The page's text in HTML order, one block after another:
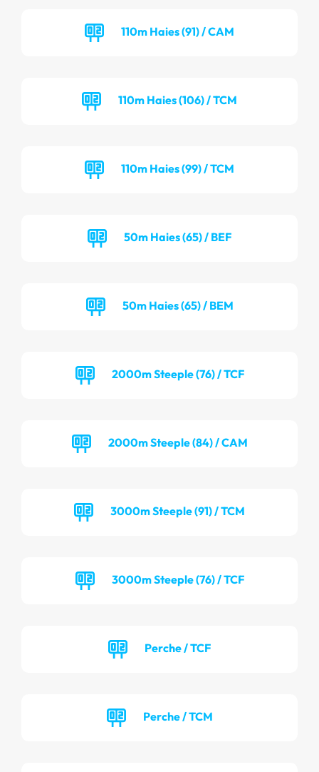
110m Haies (91) / CAM
110m Haies (106) / TCM
110m Haies (99) / TCM
50m Haies (65) / BEF
50m Haies (65) / BEM
2000m Steeple (76) / TCF
2000m Steeple (84) / CAM
3000m Steeple (91) / TCM
3000m Steeple (76) / TCF
Perche / TCF
Perche / TCM